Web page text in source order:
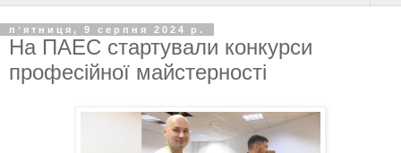
пʼятниця, 9 серпня 2024 р.
На ПАЕС стартували конкурси
професійної майстерності